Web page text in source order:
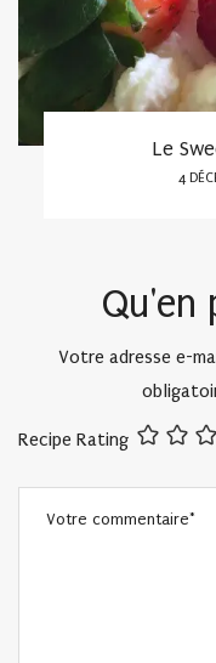
Les
27
Qu'en
Votre adresse e-
Recipe Rating